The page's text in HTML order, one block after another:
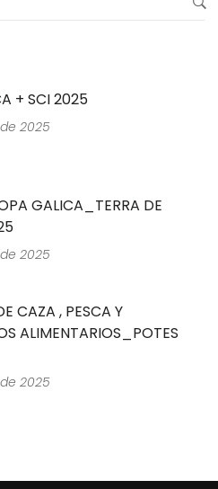
+ SCI 2025
2025
GALICA_TERRA DE
2025
CAZA , PESCA Y
ALIMENTARIOS_POTES
2025